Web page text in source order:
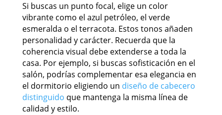
Si buscas un punto focal, elige un color
vibrante como el azul petróleo, el verde
esmeralda o el terracota. Estos tonos añaden
personalidad y carácter. Recuerda que la
coherencia visual debe extenderse a toda la
casa. Por ejemplo, si buscas sofisticación en el
salón, podrías complementar esa elegancia en
el dormitorio eligiendo un diseño de cabecero
distinguido que mantenga la misma línea de
calidad y estilo.